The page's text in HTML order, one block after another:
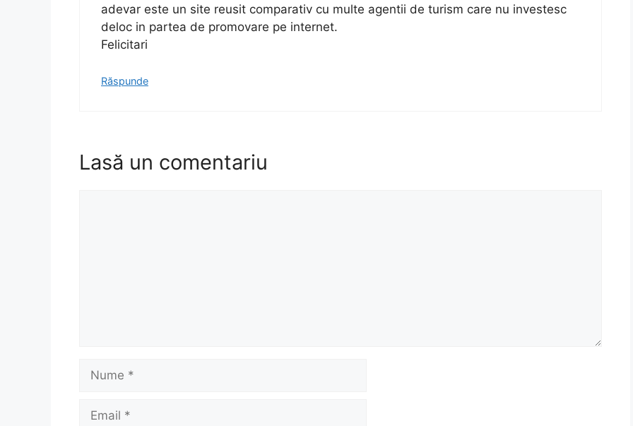
adevar este un site reusit comparativ cu multe agentii de turism care nu investesc
deloc in partea de promovare pe internet.
Felicitari
Răspunde
Lasă un comentariu
Nume
Email